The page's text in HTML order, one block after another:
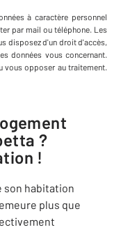
à caractère personnel
par mail ou téléphone. Les
disposez d'un droit d'accès,
données vous concernant.
vous opposer au traitement.
?
!
son habitation
plus que